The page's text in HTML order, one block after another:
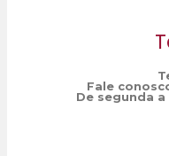
Fale
De segunda